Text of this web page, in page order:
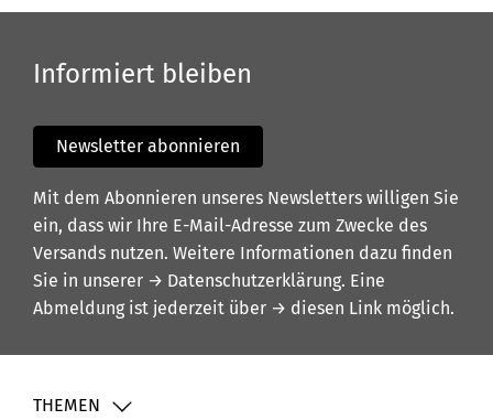
Informiert bleiben
Newsletter abonnieren
Mit dem Abonnieren unseres Newsletters willigen Sie
ein, dass wir Ihre E-Mail-Adresse zum Zwecke des
Versands nutzen. Weitere Informationen dazu finden
Sie in unserer → Datenschutzerklärung. Eine
Abmeldung ist jederzeit über → diesen Link möglich.
THEMEN